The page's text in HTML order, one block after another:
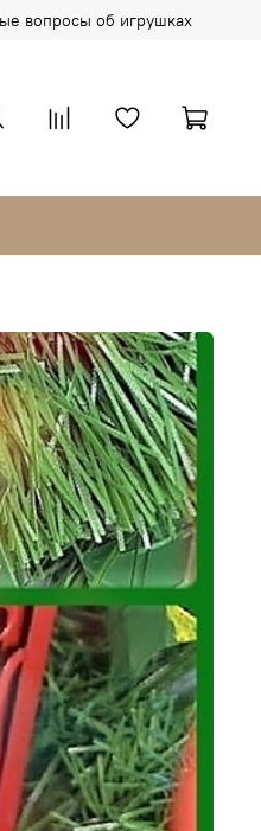
вопросы об игрушках